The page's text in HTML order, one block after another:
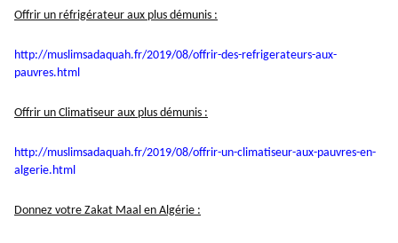
Offrir un réfrigérateur aux plus démunis :
http://muslimsadaquah.fr/2019/08/offrir-des-refrigerateurs-aux-
pauvres.html
Offrir un Climatiseur aux plus démunis :
http://muslimsadaquah.fr/2019/08/offrir-un-climatiseur-aux-pauvres-en-
algerie.html
Donnez votre Zakat Maal en Algérie :